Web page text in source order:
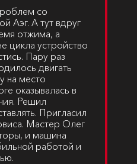
со
Аэг. А тут вдруг
отжима, а
цикла устройство
Пару раз
двигать
на место
оказывалась в
Решил
Пригласил
Мастер Олег
и машина
работой и